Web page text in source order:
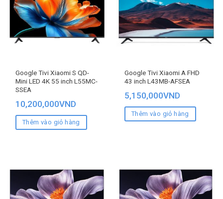
Google Tivi Xiaomi S QD-
Mini LED 4K 55 inch L55MC-
SSEA
10,200,000VND
Thêm vào giỏ hàng
Google Tivi Xiaomi A FHD
43 inch L43MB-AFSEA
5,150,000VND
Thêm vào giỏ hàng